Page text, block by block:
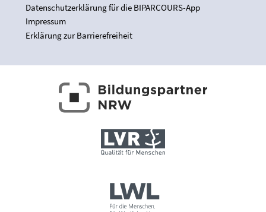
Datenschutzerklärung für die BIPARCOURS-App
Impressum
Erklärung zur Barrierefreiheit